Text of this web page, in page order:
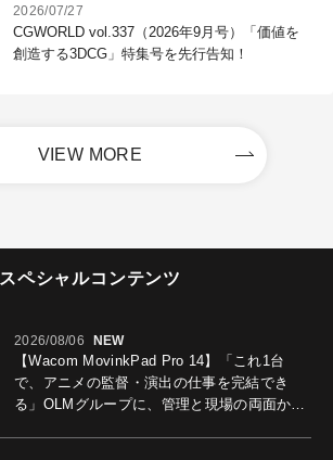
2026/07/27
CGWORLD vol.337（2026年9月号）「価値を
創造する3DCG」特集号を先行告知！
VIEW MORE
スペシャルコンテンツ
2026/08/06 NEW
【Wacom MovinkPad Pro 14】「これ1台
で、アニメの監督・演出の仕事を完結でき
る」OLMグループに、管理と現場の両面から